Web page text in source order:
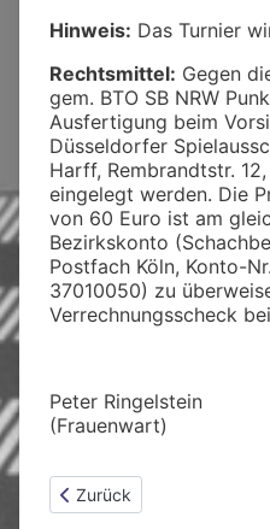
Hinweis: Das Turnier
Rechtsmittel: Gegen
gem. BTO SB NRW
Ausfertigung beim
Düsseldorfer
Harff, Rembrandtstr.
eingelegt werden. Die
von 60 Euro ist am
Bezirkskonto
Postfach Köln, Konto-
37010050) zu
Verrechnungsscheck
Peter Ringelstein
(Frauenwart)
Vorheriger Beitrag:
Zurück